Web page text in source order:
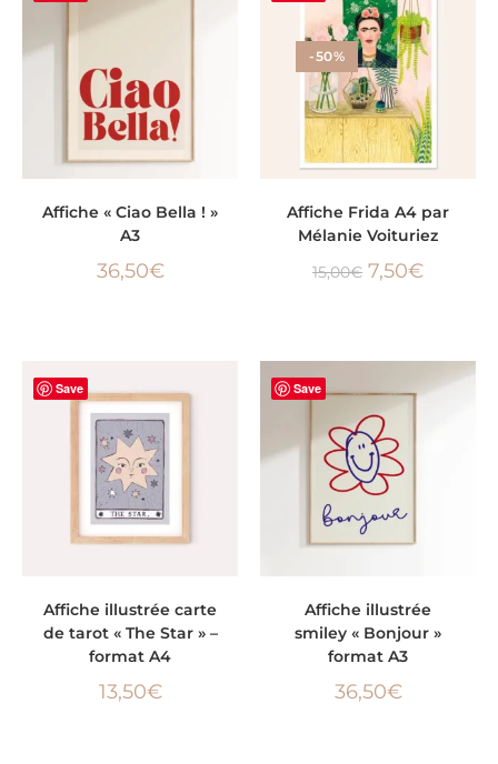
Affiche « Ciao Bella ! »
A3
36,50€
-50%
Affiche Frida A4 par
Mélanie Voituriez
15,00€ 7,50€
Save
Affiche illustrée carte
de tarot « The Star » –
format A4
13,50€
Save
Affiche illustrée
smiley « Bonjour »
format A3
36,50€